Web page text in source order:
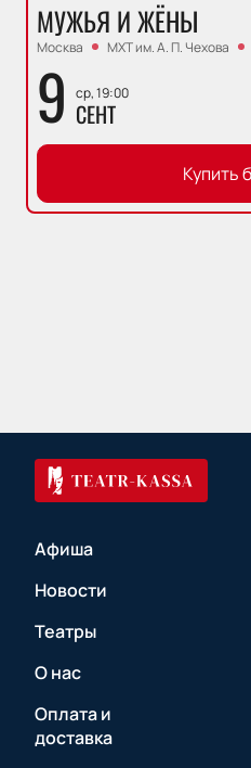
МУЖЬЯ И ЖЁНЫ
Москва МХТ им. А. П. Чехова
9 ср, 19:00
СЕНТ
Купить
Афиша
Новости
Театры
О нас
Оплата и
доставка